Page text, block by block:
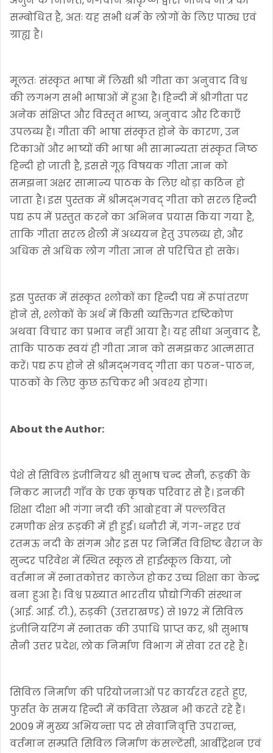
सम्बोधित है, अतः यह सभी धर्म के लोगों के लिए पाठ्य एवं
ग्राह्य है।
मूलतः संस्कृत भाषा में लिखी श्री गीता का अनुवाद विश्व
की लगभग सभी भाषाओं में हुआ है। हिन्दी में श्रीगीता पर
अनेक संक्षिप्त और विस्तृत भाष्य, अनुवाद और टिकाएँ
उपलब्ध हैं। गीता की भाषा संस्कृत होने के कारण, उन
टिकाओं और भाष्यों की भाषा भी सामान्यता संस्कृत निष्ठ
हिन्दी हो जाती है, इससे गूढ़ विषयक गीता ज्ञान को
समझना अक्षर सामान्य पाठक के लिए थोड़ा कठिन हो
जाता है। इस पुस्तक में श्रीमद्भगवद् गीता को सरल हिन्दी
पद्य रूप में प्रस्तुत करने का अभिनव प्रयास किया गया है,
ताकि गीता सरल शैली में अध्ययन हेतु उपलब्ध हो, और
अधिक से अधिक लोग गीता ज्ञान से परिचित हो सके।
इस पुस्तक में संस्कृत श्लोकों का हिन्दी पद्य में रूपांतरण
होने से, श्लोकों के अर्थ में किसी व्यक्तिगत दृष्टिकोण
अथवा विचार का प्रभाव नहीं आया है। यह सीधा अनुवाद है,
ताकि पाठक स्वयं ही गीता ज्ञान को समझकर आत्मसात
करें। पद्य रूप होने से श्रीमद्भगवद् गीता का पठन-पाठन,
पाठकों के लिए कुछ रुचिकर भी अवश्य होगा।
About the Author:
पेशे से सिविल इंजीनियर श्री सुभाष चन्द सैनी, रूड़की के
निकट माजरी गाँव के एक कृषक परिवार से हैं। इनकी
शिक्षा दीक्षा भी गंगा नदी की आबोहवा में पल्लवित
रमणीक क्षेत्र रूड़की में ही हुई। धनौरी में, गंग-नहर एवं
रतमऊ नदी के संगम और इस पर निर्मित विशिष्ट बैराज के
सुन्दर परिवेश में स्थित स्कूल से हाईस्कूल किया, जो
वर्तमान में स्नातकोत्तर कालेज होकर उच्च शिक्षा का केन्द्र
बना हुआ है। विश्व प्रख्यात भारतीय प्रौद्योगिकी संस्थान
(आई. आई. टी.), रुड़की (उत्तराखण्ड) से 1972 में सिविल
इंजीनियरिंग में स्नातक की उपाधि प्राप्त कर, श्री सुभाष
सैनी उत्तर प्रदेश, लोक निर्माण विभाग में सेवा रत रहे हैं।
सिविल निर्माण की परियोजनाओं पर कार्यरत रहते हुए,
फुर्सत के समय हिन्दी में कविता लेखन भी करते रहे हैं।
2009 में मुख्य अभियन्ता पद से सेवानिवृत्ति उपरान्त,
वर्तमान सम्प्रति सिविल निर्माण कंसल्टेंसी, आर्बीट्रेशन एवं